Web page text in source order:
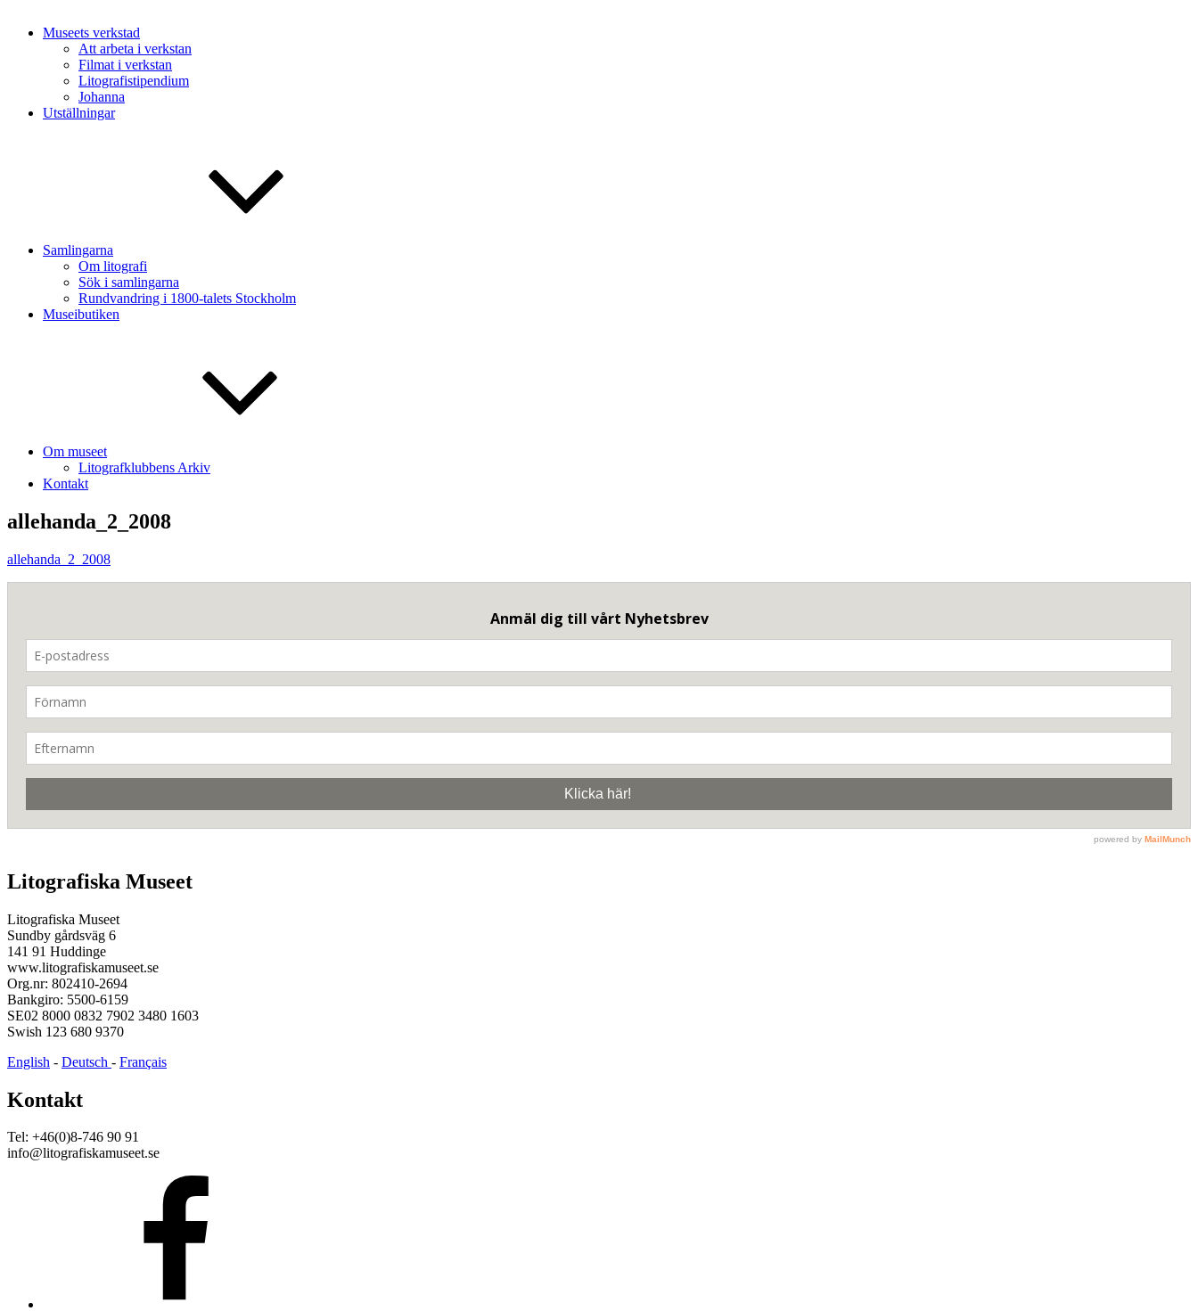
Museets verkstad
Att arbeta i verkstan
Filmat i verkstan
Litografistipendium
Johanna
Utställningar
Samlingarna
Om litografi
Sök i samlingarna
Rundvandring i 1800-talets Stockholm
Museibutiken
Om museet
Litografklubbens Arkiv
Kontakt
allehanda_2_2008
allehanda_2_2008
Litografiska Museet
Litografiska Museet
Sundby gårdsväg 6
141 91 Huddinge
www.litografiskamuseet.se
Org.nr: 802410-2694
Bankgiro: 5500-6159
SE02 8000 0832 7902 3480 1603
Swish 123 680 9370
English - Deutsch - Français
Kontakt
Tel: +46(0)8-746 90 91
info@litografiskamuseet.se